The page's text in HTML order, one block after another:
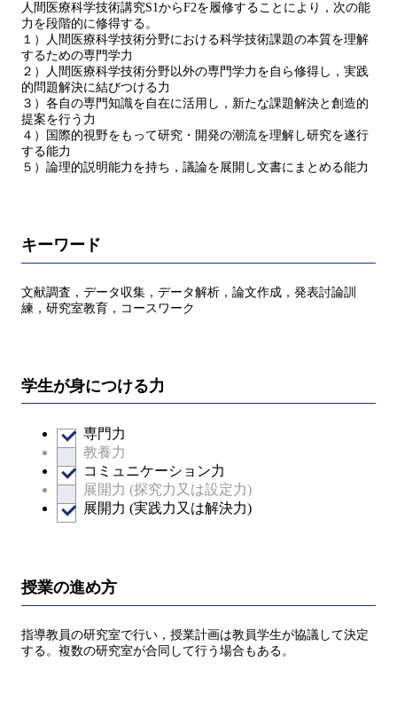
人間医療科学技術講究S1からF2を履修することにより，次の能
力を段階的に修得する。
１）人間医療科学技術分野における科学技術課題の本質を理解
するための専門学力
２）人間医療科学技術分野以外の専門学力を自ら修得し，実践
的問題解決に結びつける力
３）各自の専門知識を自在に活用し，新たな課題解決と創造的
提案を行う力
４）国際的視野をもって研究・開発の潮流を理解し研究を遂行
する能力
５）論理的説明能力を持ち，議論を展開し文書にまとめる能力
キーワード
文献調査，データ収集，データ解析，論文作成，発表討論訓
練，研究室教育，コースワーク
学生が身につける力
専門力
教養力
コミュニケーション力
展開力 (探究力又は設定力)
展開力 (実践力又は解決力)
授業の進め方
指導教員の研究室で行い，授業計画は教員学生が協議して決定
する。複数の研究室が合同して行う場合もある。